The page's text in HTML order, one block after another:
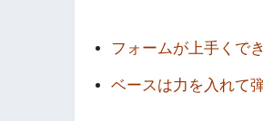
フォームが上手くで
ベースは力を入れて